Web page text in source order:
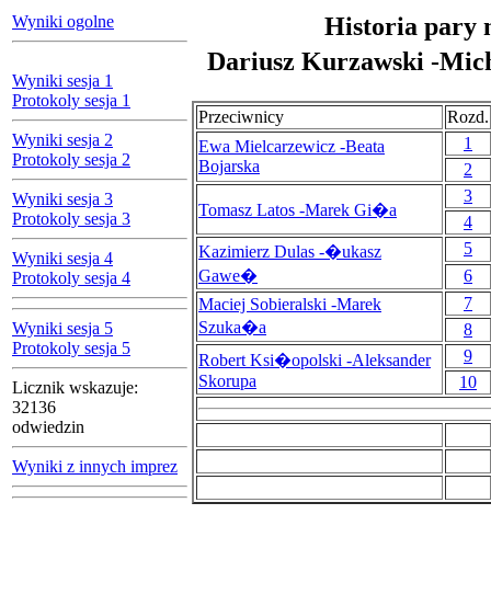
Wyniki ogolne
Wyniki sesja 1
Protokoly sesja 1
Wyniki sesja 2
Protokoly sesja 2
Wyniki sesja 3
Protokoly sesja 3
Wyniki sesja 4
Protokoly sesja 4
Wyniki sesja 5
Protokoly sesja 5
Licznik wskazuje:
32136
odwiedzin
Wyniki z innych imprez
Historia pary
Dariusz Kurzawski -
Przeciwnicy
Rozd.
Ewa Mielcarzewicz -Beata
Bojarska
1
2
Tomasz Latos -Marek Gi�a
3
4
Kazimierz Dulas -�ukasz
Gawe�
5
6
Maciej Sobieralski -Marek
Szuka�a
7
8
Robert Ksi�opolski -Aleksander
Skorupa
9
10